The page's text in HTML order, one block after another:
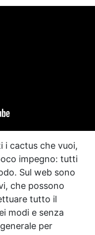
i cactus che vuoi,
impegno: tutti
Sul web sono
che possono
tutto il
modi e senza
per